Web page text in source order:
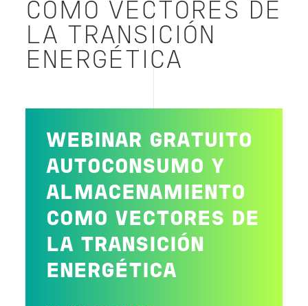
COMO VECTORES DE
LA TRANSICIÓN
ENERGÉTICA
WEBINAR GRATUITO
AUTOCONSUMO Y
ALMACENAMIENTO
COMO VECTORES DE
LA TRANSICIÓN
ENERGÉTICA